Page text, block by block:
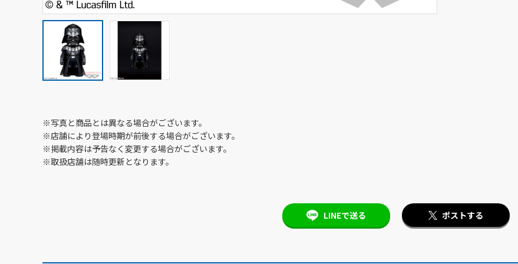
※写真と商品とは異なる場合がございます。
※店舗により登場時期が前後する場合がございます。
※掲載内容は予告なく変更する場合がございます。
※取扱店舗は随時更新となります。
LINEで送る ポストする